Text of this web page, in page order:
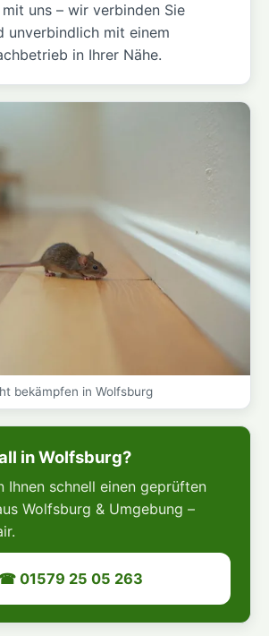
uns – wir verbinden Sie
unverbindlich mit einem
in Ihrer Nähe.
bekämpfen in Wolfsburg
in Wolfsburg?
Ihnen schnell einen geprüften
Wolfsburg & Umgebung –
☎ 01579 25 05 263